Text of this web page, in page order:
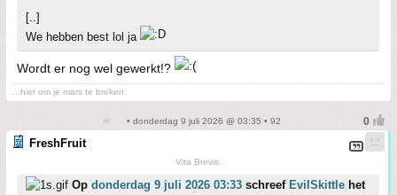
[..]
We hebben best lol ja
Wordt er nog wel gewerkt!?
...hier om je mars te breken.
• donderdag 9 juli 2026 @ 03:35 • 92
FreshFruit
Vita Brevis.
Op donderdag 9 juli 2026 03:33 schreef EvilSkittle het